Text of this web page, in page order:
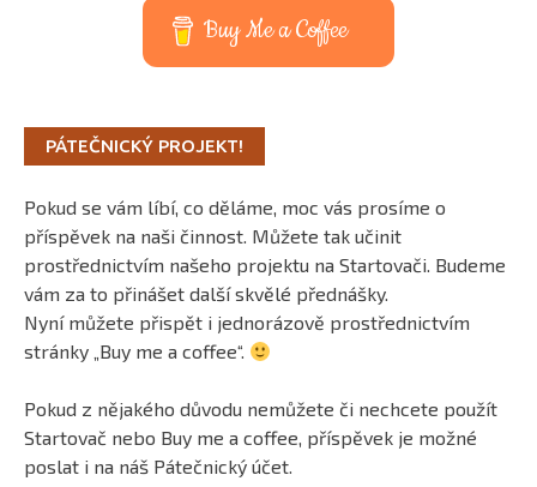
Buy Me a Coffee
PÁTEČNICKÝ PROJEKT!
Pokud se vám líbí, co děláme, moc vás prosíme o
příspěvek na naši činnost. Můžete tak učinit
prostřednictvím našeho projektu na Startovači. Budeme
vám za to přinášet další skvělé přednášky.
Nyní můžete přispět i jednorázově prostřednictvím
stránky „Buy me a coffee“.
Pokud z nějakého důvodu nemůžete či nechcete použít
Startovač nebo Buy me a coffee, příspěvek je možné
poslat i na náš Pátečnický účet.